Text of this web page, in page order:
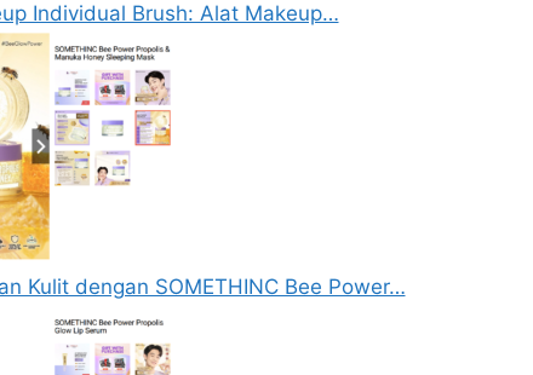
Individual Brush: Alat Makeup…
Kulit dengan SOMETHINC Bee Power…